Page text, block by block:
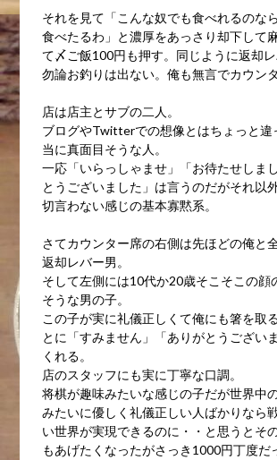
それを見て「こんな奴でも食べれるのな
食べたるわ」と濃厚をあっさり却下して
て〆ご飯100円も押す。同じように返却レ
勿論お釣りは出ない。俺も無言でカウン
店は店主とサブの二人。
ブログやTwitterでの想像とはちょっと違
当に真面目そうな人。
一応「いらっしゃませ」「お待たせしま
とうございました」は言うのだがそれ以
切言わない感じの基本寡黙系。
さてカウンター席の右側は先ほどの俺と
返却レバー男。
そして左側には10代か20歳そこそこの顔
そうな男の子。
この子が実に礼儀正しくて俺にも箸を取
とに「すみません」「ありがとうござい
くれる。
店のスタッフにも実に丁寧な口調。
将棋が趣味みたいな感じの子だが世界中
みたいに優しく礼儀正しい人ばかりなら
い世界が実現できるのに・・と思うとそ
もあげたくなったがさっき1000円丁度だ